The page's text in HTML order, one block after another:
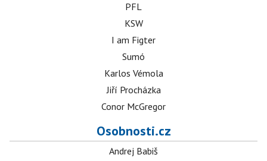
PFL
KSW
I am Figter
Sumó
Karlos Vémola
Jiří Procházka
Conor McGregor
Osobnosti.cz
Andrej Babiš